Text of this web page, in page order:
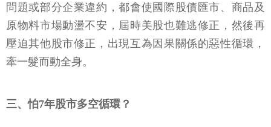
問題或部分企業違約，都會使國際股債匯市、商品及
原物料市場動盪不安，屆時美股也難逃修正，然後再
壓迫其他股市修正，出現互為因果關係的惡性循環，
牽一髮而動全身。
三、怕7年股市多空循環？